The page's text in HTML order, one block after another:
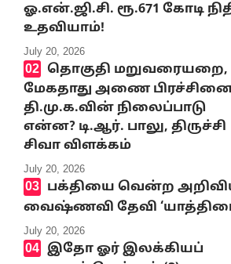
ஓ.என்.ஜி.சி. ரூ.671 கோடி
உதவியாம்!
July 20, 2026
தொகுதி மறுவரையறை,
மேகதாது அணை
தி.மு.க.வின் நிலைப்பாடு
என்ன? டி.ஆர். பாலு, திருச்சி
சிவா விளக்கம்
July 20, 2026
பக்தியை வென்ற
வைஷ்ணவி தேவி
July 20, 2026
இதோ ஓர் இலக்கியப்